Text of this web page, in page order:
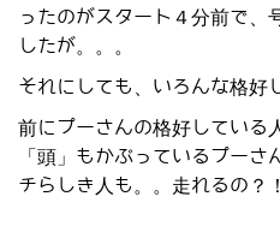
ったのがスタート４分前で、
したが。。。
それにしても、いろんな格好
前にプーさんの格好している
「頭」もかぶっているプー
チらしき人も。。走れるの？！